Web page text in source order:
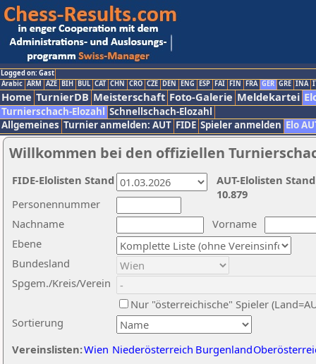
Logged on: Gast
Arabic ARM AZE BIH BUL CAT CHN CRO CZE DEN ENG ESP FAI FIN FRA GER GRE INA
Home TurnierDB Meisterschaft Foto-Galerie Meldekartei
Turnierschach-Elozahl Schnellschach-Elozahl
Allgemeines Turnier anmelden: AUT FIDE Spieler anmelden Elo
Willkommen bei den offiziellen
Nachname
Vorname
Ebene
Sortierung
Personennummer
Bundesland
Spgem./Kreis/Verein
Nur "österreichische" Spieler
Vereinslisten:Wien Niederösterreich Burgenland
AUT-Elolisten
10.879
FIDE-Elolisten Stand